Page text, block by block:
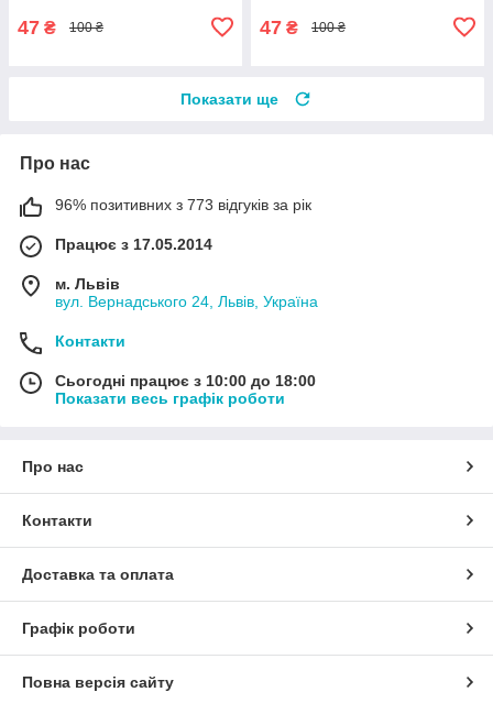
47 ₴ 100 ₴ 47 ₴ 100 ₴
Показати ще
Про нас
96% позитивних з 773 відгуків за рік
Працює з 17.05.2014
м. Львів
вул. Вернадського 24, Львів, Україна
Контакти
Сьогодні працює з 10:00 до 18:00
Показати весь графік роботи
Про нас
Контакти
Доставка та оплата
Графік роботи
Повна версія сайту